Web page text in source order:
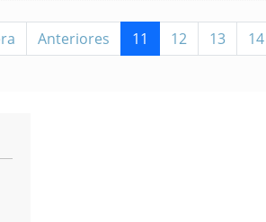
Anteriores 11 12 13 14